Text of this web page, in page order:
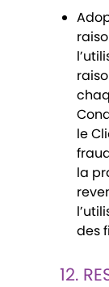
le
la
des
12.